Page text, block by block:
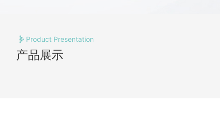
Product Presentation
产品展示